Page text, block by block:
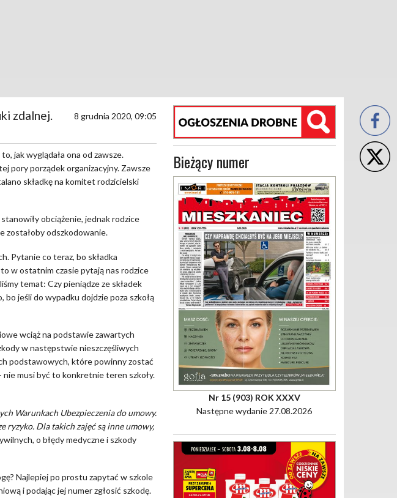
zdalnej.
8 grudnia 2020, 09:05
jak wyglądała ona od zawsze.
pory porządek organizacyjny. Zawsze
składkę na komitet rodzicielski
obciążenie, jednak rodzice
zostałoby odszkodowanie.
Pytanie co teraz, bo składka
to w ostatnim czasie pytają nas rodzice
temat: Czy pieniądze ze składek
jeśli do wypadku dojdzie poza szkołą
wciąż na podstawie zawartych
w następstwie nieszczęśliwych
podstawowych, które powinny zostać
nie musi być to konkretnie teren szkoły.
Warunkach Ubezpieczenia do umowy.
ryzyko. Dla takich zajęć są inne umowy,
o błędy medyczne i szkody
Najlepiej po prostu zapytać w szkole
i podając jej numer zgłosić szkodę.
Bieżący numer
Nr 15 (903) ROK XXXV
Następne wydanie 27.08.2026